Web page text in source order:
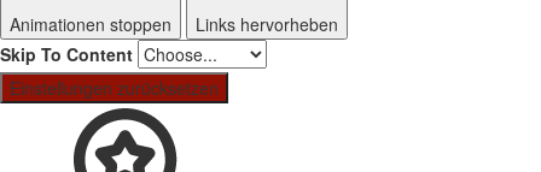
Animationen stoppen
Links hervorheben
Skip To Content
Einstellungen zurücksetzen